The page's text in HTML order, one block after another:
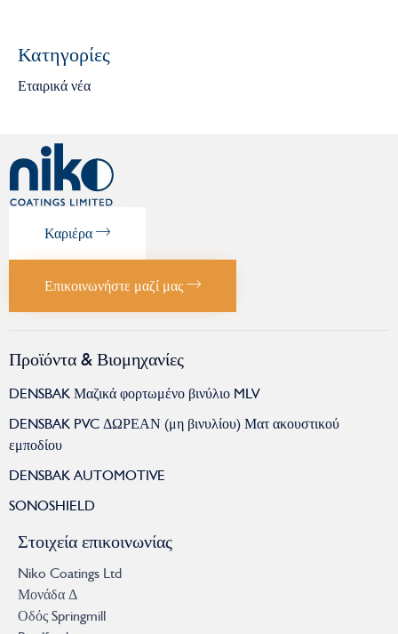
Κατηγορίες
Εταιρικά νέα
Καριέρα
Επικοινωνήστε μαζί μας
Προϊόντα & Βιομηχανίες
DENSBAK Μαζικά φορτωμένο βινύλιο MLV
DENSBAK PVC ΔΩΡΕΑΝ (μη βινυλίου) Ματ ακουστικού
εμποδίου
DENSBAK AUTOMOTIVE
SONOSHIELD
Στοιχεία επικοινωνίας
Niko Coatings Ltd
Μονάδα Δ
Οδός Springmill